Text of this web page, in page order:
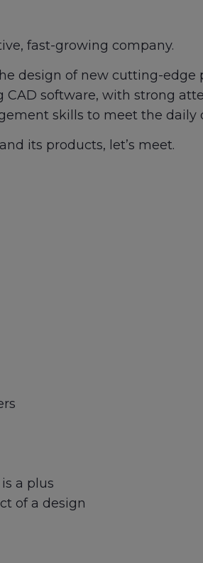
fast-growing company.
design of new cutting-edge
software, with strong
skills to meet the daily
its products, let’s meet.
a plus
of a design